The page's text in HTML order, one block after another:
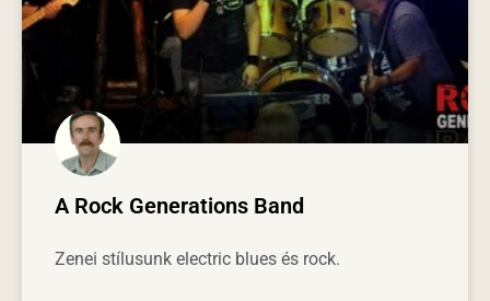
A Rock Generations Band
Zenei stílusunk electric blues és rock.